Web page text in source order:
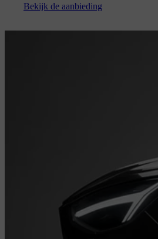
Bekijk de aanbieding